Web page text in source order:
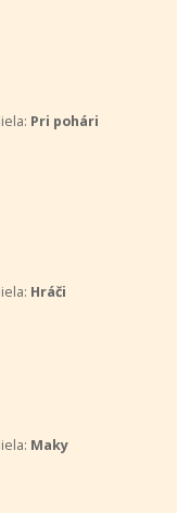
Pri pohári
Hráči
Maky